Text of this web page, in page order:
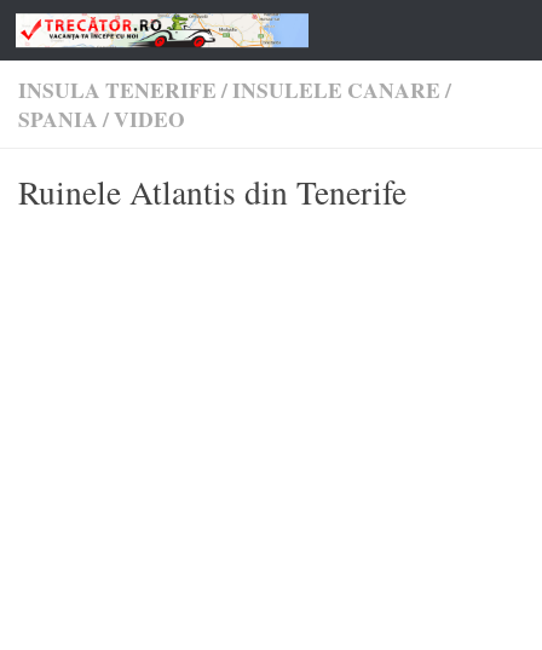
Skip to content
INSULA TENERIFE/INSULELE CANARE/
SPANIA/VIDEO
Ruinele Atlantis din Tenerife